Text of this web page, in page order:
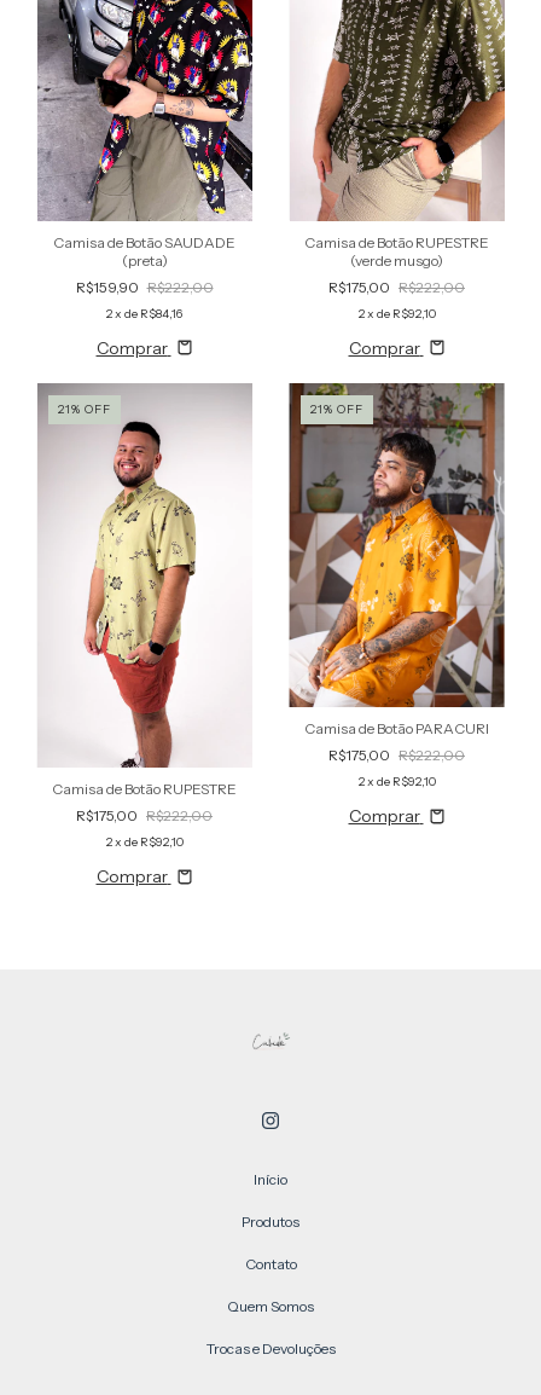
Camisa de Botão SAUDADE
(preta)
R$159,90 R$222,00
2x de R$84,16
Comprar
Camisa de Botão RUPESTRE
(verde musgo)
R$175,00 R$222,00
2x de R$92,10
Comprar
21% OFF
Camisa de Botão RUPESTRE
R$175,00 R$222,00
2x de R$92,10
Comprar
21% OFF
Camisa de Botão PARACURI
R$175,00 R$222,00
2x de R$92,10
Comprar
Início
Produtos
Contato
Quem Somos
Trocas e Devoluções